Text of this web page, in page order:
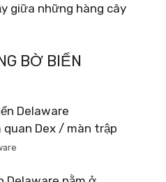
giữa những hàng cây
BỜ BIỂN
quan Dex / màn trập